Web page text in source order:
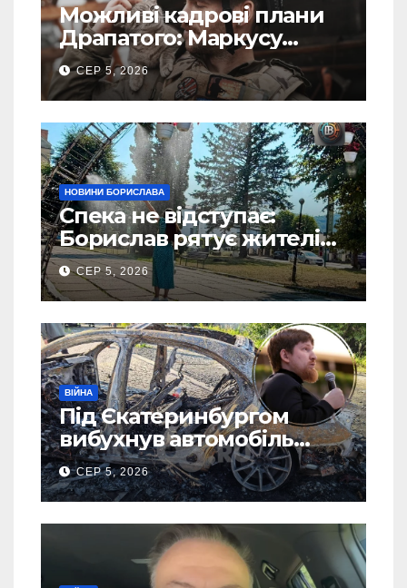
Можливі кадрові плани
Драпатого: Маркусу
пророкують важливу
посаду у ЗСУ
СЕР 5, 2026
НОВИНИ БОРИСЛАВА
Спека не відступає:
Борислав рятує жителів
від рекордної спеки
(Фото)
СЕР 5, 2026
ВІЙНА
Під Єкатеринбургом
вибухнув автомобіль
голови компанії-
виробника дронів “Упир”
– перші подробиці
СЕР 5, 2026